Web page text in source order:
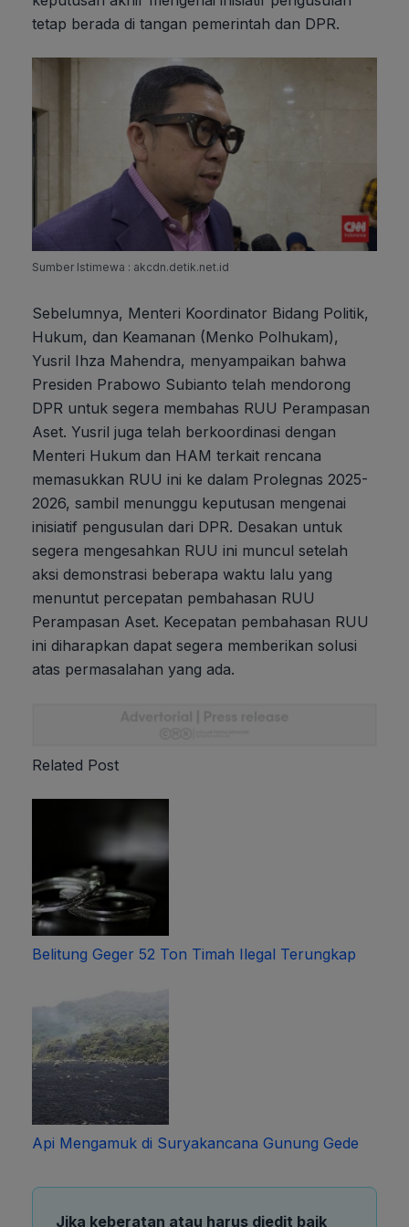
tetap berada di tangan pemerintah dan DPR.
Sumber Istimewa : akcdn.detik.net.id
Sebelumnya, Menteri Koordinator Bidang Politik,
Hukum, dan Keamanan (Menko Polhukam),
Yusril Ihza Mahendra, menyampaikan bahwa
Presiden Prabowo Subianto telah mendorong
DPR untuk segera membahas RUU Perampasan
Aset. Yusril juga telah berkoordinasi dengan
Menteri Hukum dan HAM terkait rencana
memasukkan RUU ini ke dalam Prolegnas 2025-
2026, sambil menunggu keputusan mengenai
inisiatif pengusulan dari DPR. Desakan untuk
segera mengesahkan RUU ini muncul setelah
aksi demonstrasi beberapa waktu lalu yang
menuntut percepatan pembahasan RUU
Perampasan Aset. Kecepatan pembahasan RUU
ini diharapkan dapat segera memberikan solusi
atas permasalahan yang ada.
Related Post
Belitung Geger 52 Ton Timah Ilegal Terungkap
Api Mengamuk di Suryakancana Gunung Gede
Jika keberatan atau harus diedit baik